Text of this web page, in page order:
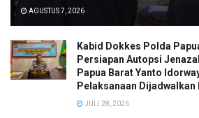
AGUSTUS 7, 2026
Kabid Dokkes Polda
Persiapan Autopsi
Papua Barat Yanto
Pelaksanaan Dijadwalkan
JULI 28, 2026